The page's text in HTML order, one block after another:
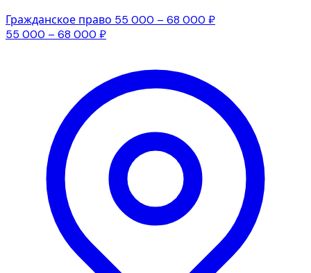
Гражданское право 55 000 – 68 000 ₽
55 000 – 68 000 ₽